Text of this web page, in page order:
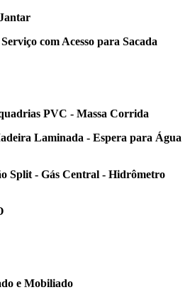
com Acesso para Sacada
PVC - Massa Corrida
Laminada - Espera para Água
Split - Gás Central - Hidrômetro
e Mobiliado